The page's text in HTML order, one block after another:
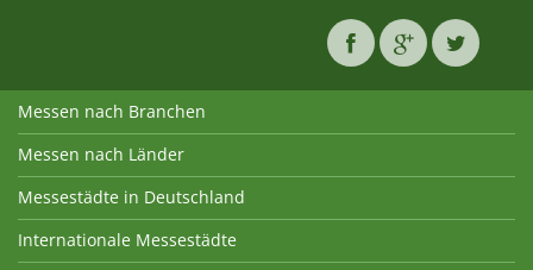
Messen nach Branchen
Messen nach Länder
Messestädte in Deutschland
Internationale Messestädte